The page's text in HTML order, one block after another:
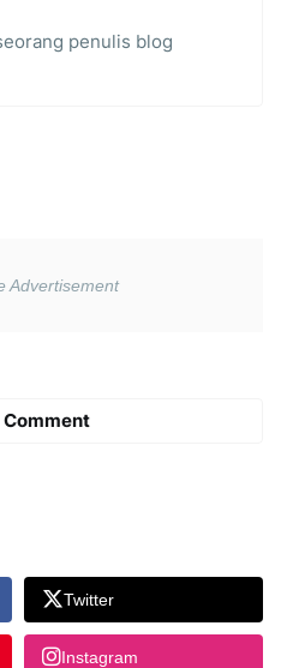
penulis blog
Comment
Twitter
Instagram